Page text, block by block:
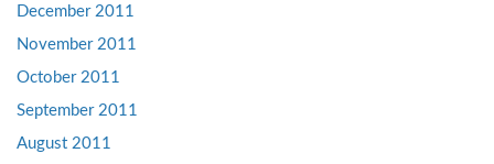
December 2011
November 2011
October 2011
September 2011
August 2011